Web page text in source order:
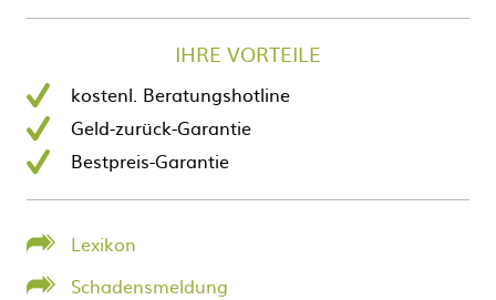
IHRE VORTEILE
kostenl. Beratungshotline
Geld-zurück-Garantie
Bestpreis-Garantie
Lexikon
Schadensmeldung